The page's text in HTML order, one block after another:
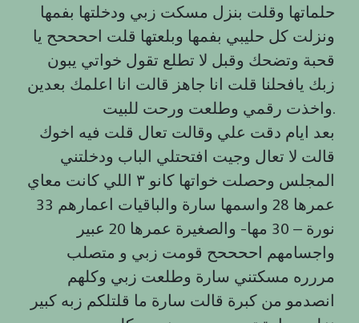
حلماتها وقلت بنزل مسكت زبي ودخلتها بفمها
ونزلت كل حليبي بفمها وبلعتها قلت اححححح يا
قحبة وتضحك وقبل لا تطلع تقول خواتي يبون
زبك يافحلنا قلت انا جاهز قالت انا اعلمك بعدين
واخذت رقمي وطلعت ورحت للبيت.
بعد ايام دقت علي وقالت تعال قلت فيه اخوك
قالت لا تعال وجيت افتحتلي الباب ودخلتني
المجلس وحصلت خواتها كانو ٣ اللي كانت معاي
عمرها 28 واسمها سارة والباقيات اعمارهم 33
نورة – 30 مها- والصغيرة عمرها 20 عبير
واجسامهم اححححح قومت زبي و متصلب
مررره مسكتني سارة وطلعت زبي وكلهم
انصدمو من كبرة قالت سارة ما قلتلكم زبه كبير